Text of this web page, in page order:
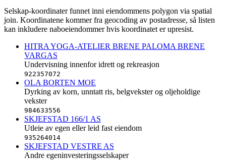
Selskap-koordinater funnet inni eiendommens polygon via spatial
join. Koordinatene kommer fra geocoding av postadresse, så listen
kan inkludere naboeiendommer hvis koordinatet er upresist.
HITRA YOGA-ATELIER BRENE PALOMA BRENE
VARGAS
Undervisning innenfor idrett og rekreasjon
922357072
OLA BORTEN MOE
Dyrking av korn, unntatt ris, belgvekster og oljeholdige
vekster
984633556
SKJEFSTAD 166/1 AS
Utleie av egen eller leid fast eiendom
935264014
SKJEFSTAD VESTRE AS
Andre egeninvesteringsselskaper